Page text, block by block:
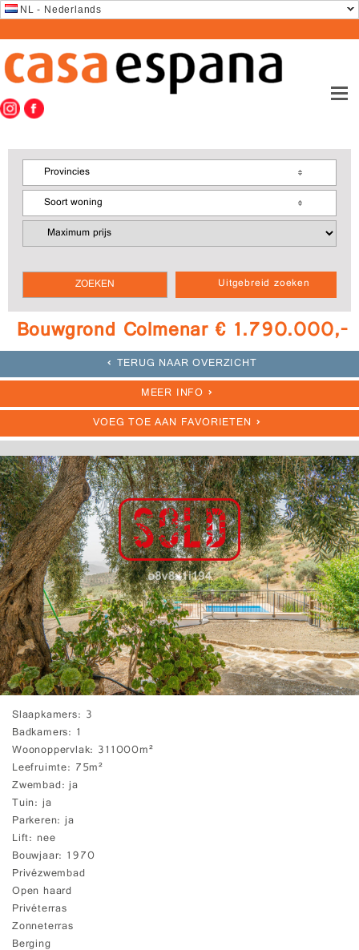
NL - Nederlands
Uitgebreid zoeken
Provincies
Soort woning
Bouwgrond Colmenar € 1.790.000,-
TERUG NAAR OVERZICHT
MEER INFO
VOEG TOE AAN FAVORIETEN
Slaapkamers 3
Badkamers 1
Woonoppervlak 311000m²
Leefruimte 75m²
Zwembad ja
Tuin ja
Parkeren ja
Lift nee
Bouwjaar 1970
Privézwembad
Open haard
Privéterras
Zonneterras
Berging